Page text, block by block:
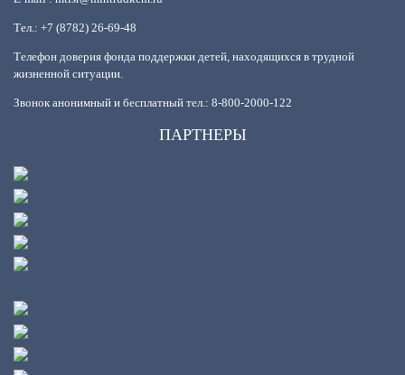
Тел.: +7 (8782) 26-69-48
Телефон доверия фонда поддержки детей, находящихся в трудной
жизненной ситуации.
Звонок анонимный и бесплатный тел.: 8-800-2000-122
ПАРТНЕРЫ